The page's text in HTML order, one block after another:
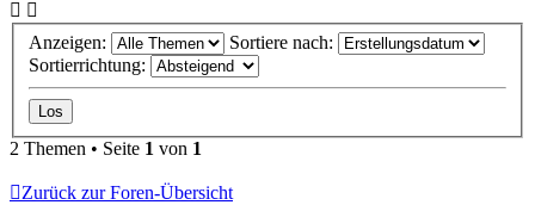
Anzeigen:
Sortiere nach:
Sortierrichtung:
2 Themen • Seite 1 von 1
Zurück zur Foren-Übersicht